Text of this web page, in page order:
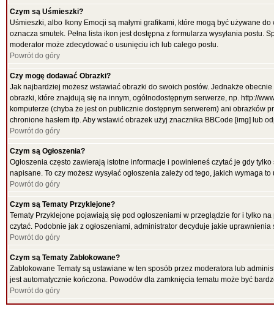
Czym są Uśmieszki?
Uśmieszki, albo Ikony Emocji są małymi grafikami, które mogą być używane
oznacza smutek. Pełna lista ikon jest dostępna z formularza wysyłania
moderator może zdecydować o usunięciu ich lub całego postu.
Powrót do góry
Czy mogę dodawać Obrazki?
Jak najbardziej możesz wstawiać obrazki do swoich postów. Jednakże
obrazki, które znajdują się na innym, ogólnodostępnym serwerze, np. http://
komputerze (chyba że jest on publicznie dostępnym serwerem) ani obrazków
chronione hasłem itp. Aby wstawić obrazek użyj znacznika BBCode [img] lub
Powrót do góry
Czym są Ogłoszenia?
Ogłoszenia często zawierają istotne informacje i powinieneś czytać je gdy
napisane. To czy możesz wysyłać ogłoszenia zależy od tego, jakich wymaga
Powrót do góry
Czym są Tematy Przyklejone?
Tematy Przyklejone pojawiają się pod ogłoszeniami w przeglądzie for i tylko
czytać. Podobnie jak z ogłoszeniami, administrator decyduje jakie
Powrót do góry
Czym są Tematy Zablokowane?
Zablokowane Tematy są ustawiane w ten sposób przez moderatora lub
jest automatycznie kończona. Powodów dla zamknięcia tematu może być
Powrót do góry